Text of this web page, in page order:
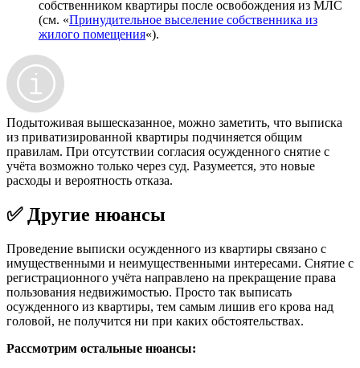
собственником квартиры после освобождения из МЛС
(см. «Принудительное выселение собственника из
жилого помещения«).
Подытоживая вышесказанное, можно заметить, что выписка
из приватизированной квартиры подчиняется общим
правилам. При отсутствии согласия осужденного снятие с
учёта возможно только через суд. Разумеется, это новые
расходы и вероятность отказа.
✅ Другие нюансы
Проведение выписки осужденного из квартиры связано с
имущественными и неимущественными интересами. Снятие с
регистрационного учёта направлено на прекращение права
пользования недвижимостью. Просто так выписать
осужденного из квартиры, тем самым лишив его крова над
головой, не получится ни при каких обстоятельствах.
Рассмотрим остальные нюансы: